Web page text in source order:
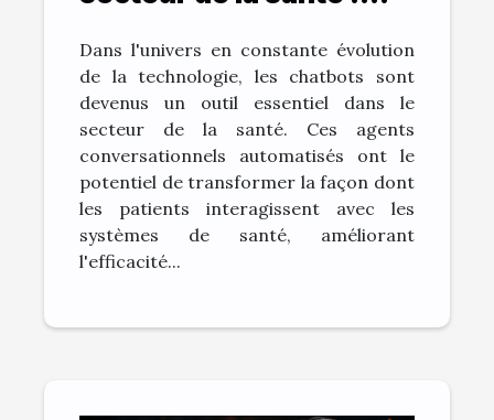
Dans l'univers en constante évolution
de la technologie, les chatbots sont
devenus un outil essentiel dans le
secteur de la santé. Ces agents
conversationnels automatisés ont le
potentiel de transformer la façon dont
les patients interagissent avec les
systèmes de santé, améliorant
l'efficacité...